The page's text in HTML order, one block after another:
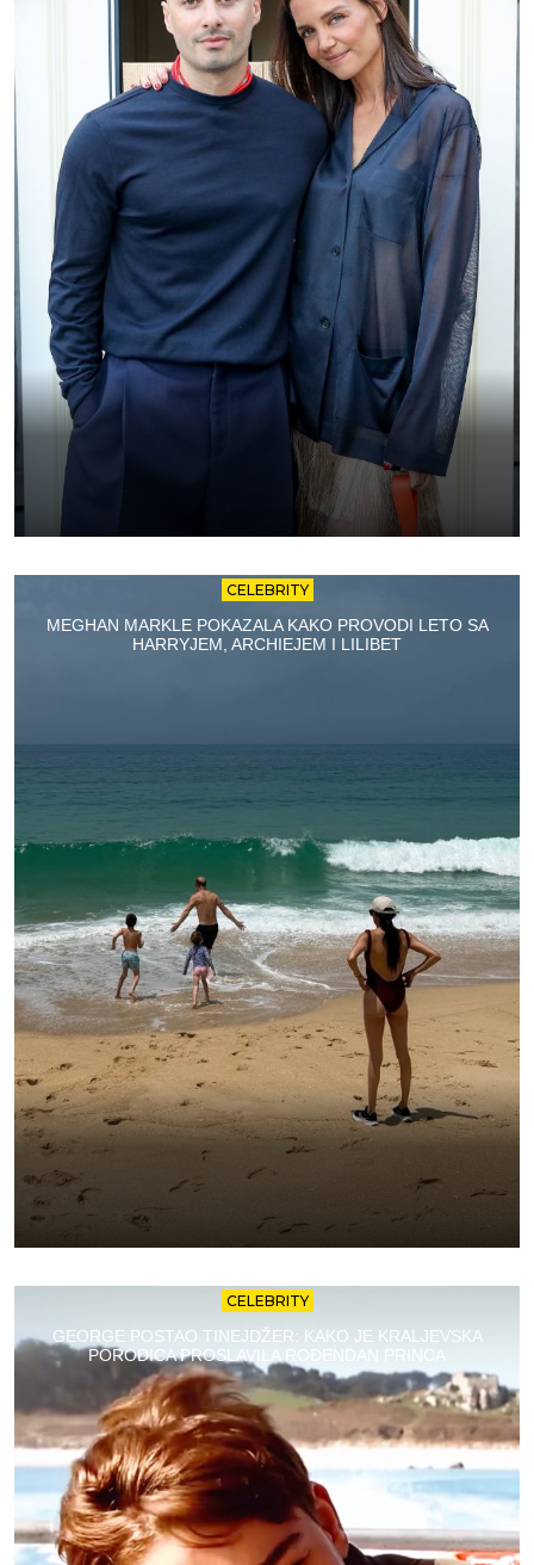
CELEBRITY
MEGHAN MARKLE POKAZALA KAKO PROVODI LETO SA
HARRYJEM, ARCHIEJEM I LILIBET
CELEBRITY
GEORGE POSTAO TINEJDŽER: KAKO JE KRALJEVSKA
PORODICA PROSLAVILA ROĐENDAN PRINCA